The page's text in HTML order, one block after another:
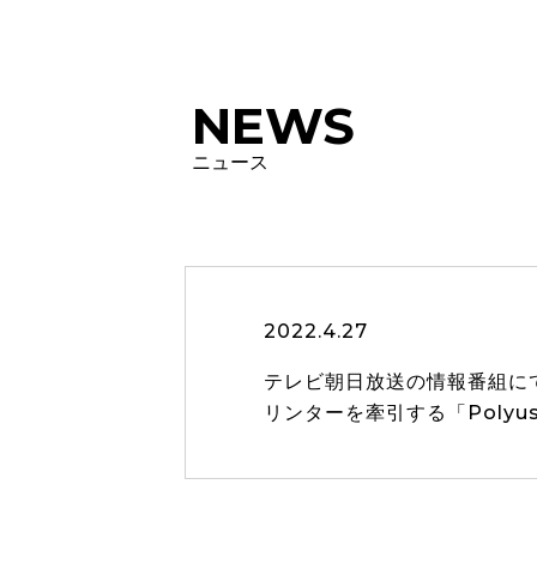
NEWS
ニュース
2022.4.27
テレビ朝日放送の情報番組
リンターを牽引する「